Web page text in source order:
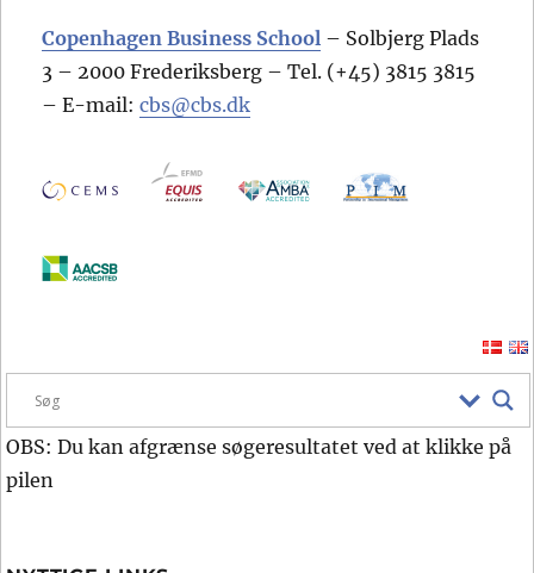
Copenhagen Business School – Solbjerg Plads
3 – 2000 Frederiksberg – Tel. (+45) 3815 3815
– E-mail:cbs@cbs.dk
OBS: Du kan afgrænse søgeresultatet ved at klikke på
pilen